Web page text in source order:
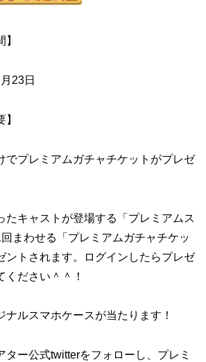
23日
でプレミアムガチャチケットがプレゼ
たキャストが登場する「プレミアムス
まわせる「プレミアムガチャチケッ
ントされます。ログインしたらプレゼ
ください＾＾！
ルスマホケースが当たります！
ター公式twitterをフォローし、プレミ